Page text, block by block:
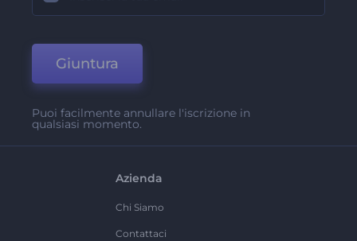
Giuntura
Puoi facilmente annullare l'iscrizione in
qualsiasi momento.
Azienda
Chi Siamo
Contattaci